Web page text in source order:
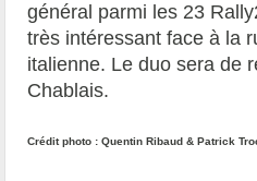
général parmi les 23
très intéressant face à la
italienne. Le duo sera de
Chablais.
Crédit photo : Quentin Ribaud & Patrick